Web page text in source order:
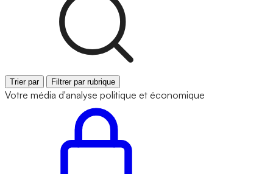
Trier par Filtrer par rubrique
Votre média d'analyse politique et économique